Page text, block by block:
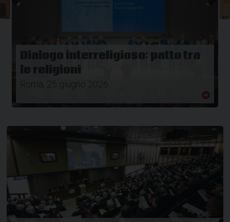
Dialogo interreligioso: patto tra
le religioni
Roma, 25 giugno 2026